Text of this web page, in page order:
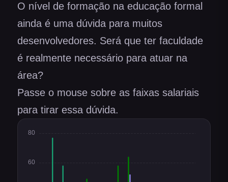
O nível de formação na educação formal
ainda é uma dúvida para muitos
desenvolvedores. Será que ter faculdade
é realmente necessário para atuar na
área?
Passe o mouse sobre as faixas salariais
para tirar essa dúvida.